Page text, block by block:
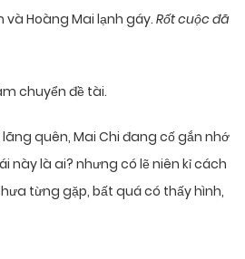
Hoàng Mai lạnh gáy. Rốt cuộc đã
chuyển đề tài.
quên, Mai Chi đang cố gắn nhớ
này là ai? nhưng có lẽ niên kỉ cách
từng gặp, bất quá có thấy hình,